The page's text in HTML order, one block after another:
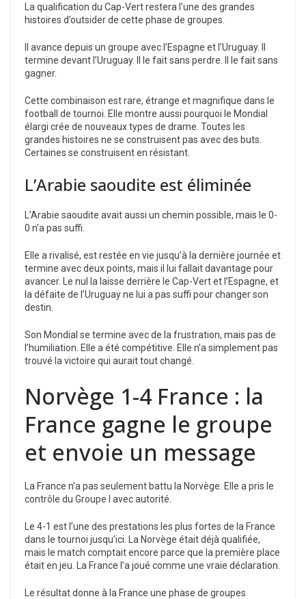
La qualification du Cap-Vert restera l’une des grandes
histoires d’outsider de cette phase de groupes.
Il avance depuis un groupe avec l’Espagne et l’Uruguay. Il
termine devant l’Uruguay. Il le fait sans perdre. Il le fait sans
gagner.
Cette combinaison est rare, étrange et magnifique dans le
football de tournoi. Elle montre aussi pourquoi le Mondial
élargi crée de nouveaux types de drame. Toutes les
grandes histoires ne se construisent pas avec des buts.
Certaines se construisent en résistant.
L’Arabie saoudite est éliminée
L’Arabie saoudite avait aussi un chemin possible, mais le 0-
0 n’a pas suffi.
Elle a rivalisé, est restée en vie jusqu’à la dernière journée et
termine avec deux points, mais il lui fallait davantage pour
avancer. Le nul la laisse derrière le Cap-Vert et l’Espagne, et
la défaite de l’Uruguay ne lui a pas suffi pour changer son
destin.
Son Mondial se termine avec de la frustration, mais pas de
l’humiliation. Elle a été compétitive. Elle n’a simplement pas
trouvé la victoire qui aurait tout changé.
Norvège 1-4 France : la
France gagne le groupe
et envoie un message
La France n’a pas seulement battu la Norvège. Elle a pris le
contrôle du Groupe I avec autorité.
Le 4-1 est l’une des prestations les plus fortes de la France
dans le tournoi jusqu’ici. La Norvège était déjà qualifiée,
mais le match comptait encore parce que la première place
était en jeu. La France l’a joué comme une vraie déclaration.
Le résultat donne à la France une phase de groupes